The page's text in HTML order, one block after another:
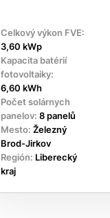
Celkový výkon FVE:
3,60 kWp
Kapacita batérií
fotovoltaiky:
6,60 kWh
Počet solárnych
panelov: 8 panelů
Mesto: Železný
Brod-Jirkov
Región: Liberecký
kraj